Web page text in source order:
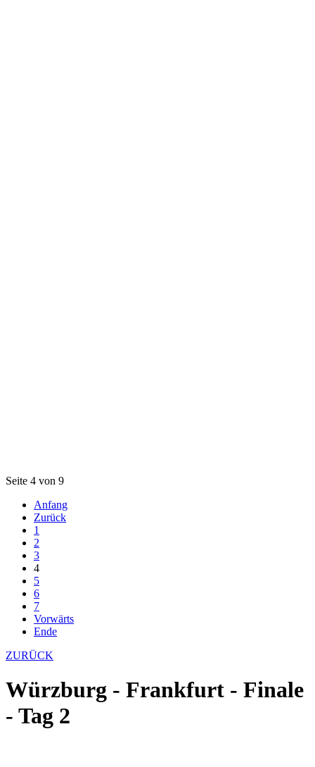
Seite 4 von 9
Anfang
Zurück
1
2
3
4
5
6
7
Vorwärts
Ende
ZURÜCK
Würzburg - Frankfurt - Finale
- Tag 2